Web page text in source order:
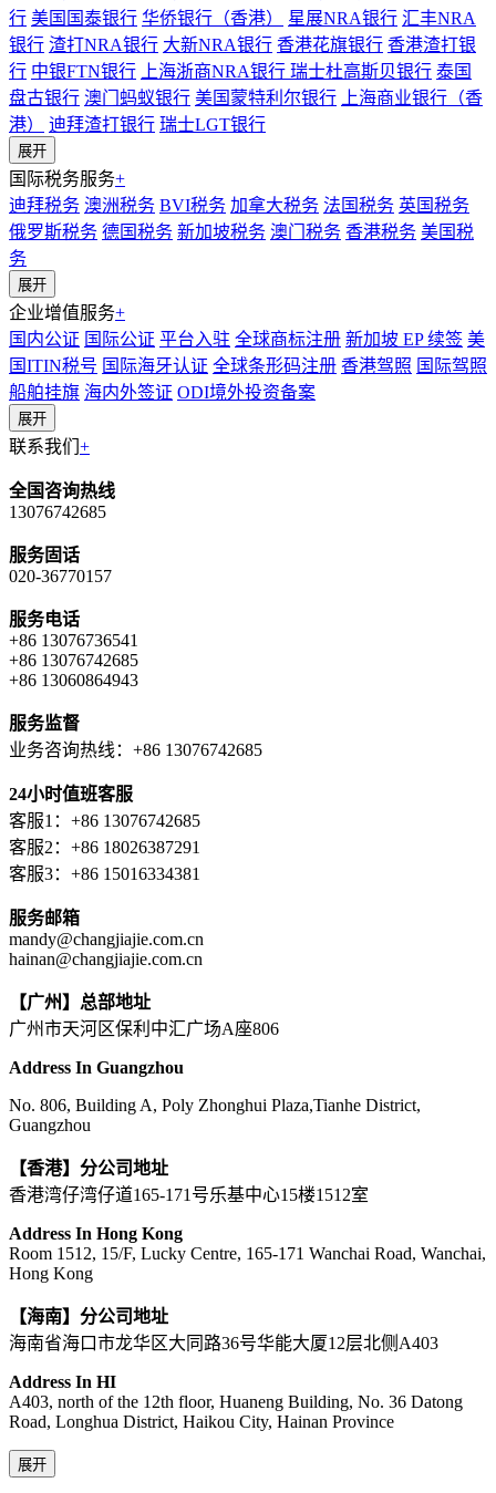
行 美国国泰银行 华侨银行（香港） 星展NRA银行 汇丰NRA
银行 渣打NRA银行 大新NRA银行 香港花旗银行 香港渣打银
行 中银FTN银行 上海浙商NRA银行 瑞士杜高斯贝银行 泰国
盘古银行 澳门蚂蚁银行 美国蒙特利尔银行
上海商业银行（香
港）
迪拜渣打银行 瑞士LGT银行
展开
国际税务服务+
迪拜税务 澳洲税务 BVI税务 加拿大税务 法国税务 英国税务
俄罗斯税务 德国税务 新加坡税务 澳门税务 香港税务 美国税
务
展开
企业增值服务+
国内公证 国际公证 平台入驻 全球商标注册 新加坡 EP 续签 美
国ITIN税号 国际海牙认证 全球条形码注册 香港驾照 国际驾照
船舶挂旗 海内外签证 ODI境外投资备案
展开
联系我们 +
全国咨询热线
13076742685
服务固话
020-36770157
服务电话
+86 13076736541
+86 13076742685
+86 13060864943
服务监督
业务咨询热线：+86 13076742685
24小时值班客服
客服1：+86 13076742685
客服2：+86 18026387291
客服3：+86 15016334381
服务邮箱
mandy@changjiajie.com.cn
hainan@changjiajie.com.cn
【广州】总部地址
广州市天河区保利中汇广场A座806
Address In Guangzhou
No. 806, Building A, Poly Zhonghui Plaza,Tianhe District,
Guangzhou
【香港】分公司地址
香港湾仔湾仔道165-171号乐基中心15楼1512室
Address In Hong Kong
Room 1512, 15/F, Lucky Centre, 165-171 Wanchai Road, Wanchai,
Hong Kong
【海南】分公司地址
海南省海口市龙华区大同路36号华能大厦12层北侧A403
Address In HI
A403, north of the 12th floor, Huaneng Building, No. 36 Datong
Road, Longhua District, Haikou City, Hainan Province
展开